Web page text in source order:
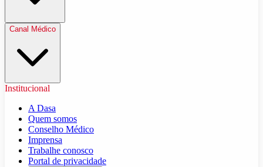
Canal Médico
Institucional
A Dasa
Quem somos
Conselho Médico
Imprensa
Trabalhe conosco
Portal de privacidade